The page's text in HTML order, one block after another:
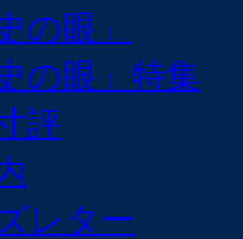
の眼」
の眼」特集
評
レター